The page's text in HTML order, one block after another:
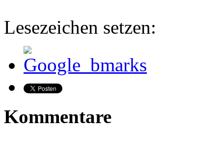
Lesezeichen setzen:
Kommentare